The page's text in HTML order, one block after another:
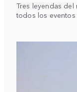
Tres leyendas
todos los